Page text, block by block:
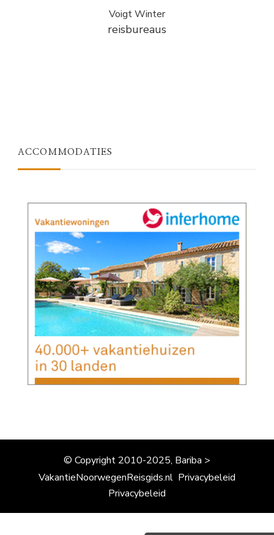
Voigt Winter
reisbureaus
ACCOMMODATIES
© Copyright 2010-2025, Bariba >
VakantieNoorwegenReisgids.nl Privacybeleid
Privacybeleid